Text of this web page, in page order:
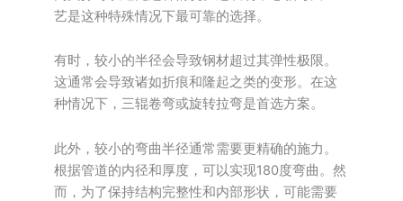
艺是这种特殊情况下最可靠的选择。
有时，较小的半径会导致钢材超过其弹性极限。
这通常会导致诸如折痕和隆起之类的变形。在这
种情况下，三辊卷弯或旋转拉弯是首选方案。
此外，较小的弯曲半径通常需要更精确的施力。
根据管道的内径和厚度，可以实现180度弯曲。然
而，为了保持结构完整性和内部形状，可能需要